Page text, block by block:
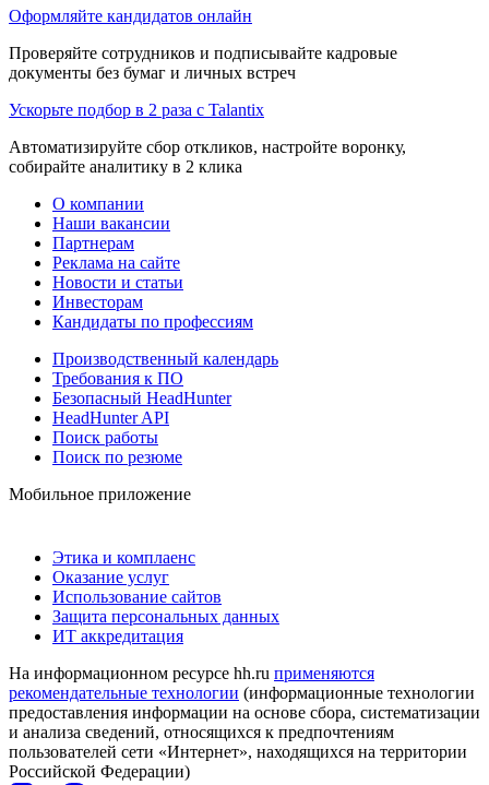
Оформляйте кандидатов онлайн
Проверяйте сотрудников и подписывайте кадровые
документы без бумаг и личных встреч
Ускорьте подбор в 2 раза с Talantix
Автоматизируйте сбор откликов, настройте воронку,
собирайте аналитику в 2 клика
О компании
Наши вакансии
Партнерам
Реклама на сайте
Новости и статьи
Инвесторам
Кандидаты по профессиям
Производственный календарь
Требования к ПО
Безопасный HeadHunter
HeadHunter API
Поиск работы
Поиск по резюме
Мобильное приложение
Этика и комплаенс
Оказание услуг
Использование сайтов
Защита персональных данных
ИТ аккредитация
На информационном ресурсе hh.ru применяются
рекомендательные технологии (информационные технологии
предоставления информации на основе сбора, систематизации
и анализа сведений, относящихся к предпочтениям
пользователей сети «Интернет», находящихся на территории
Российской Федерации)